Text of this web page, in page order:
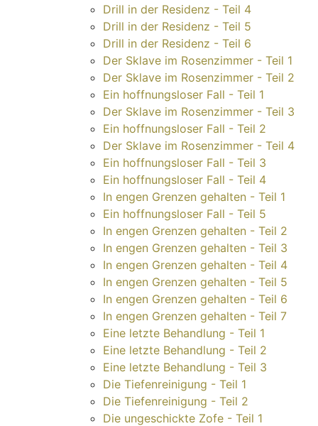
Drill in der Residenz - Teil 4
Drill in der Residenz - Teil 5
Drill in der Residenz - Teil 6
Der Sklave im Rosenzimmer - Teil 1
Der Sklave im Rosenzimmer - Teil 2
Ein hoffnungsloser Fall - Teil 1
Der Sklave im Rosenzimmer - Teil 3
Ein hoffnungsloser Fall - Teil 2
Der Sklave im Rosenzimmer - Teil 4
Ein hoffnungsloser Fall - Teil 3
Ein hoffnungsloser Fall - Teil 4
In engen Grenzen gehalten - Teil 1
Ein hoffnungsloser Fall - Teil 5
In engen Grenzen gehalten - Teil 2
In engen Grenzen gehalten - Teil 3
In engen Grenzen gehalten - Teil 4
In engen Grenzen gehalten - Teil 5
In engen Grenzen gehalten - Teil 6
In engen Grenzen gehalten - Teil 7
Eine letzte Behandlung - Teil 1
Eine letzte Behandlung - Teil 2
Eine letzte Behandlung - Teil 3
Die Tiefenreinigung - Teil 1
Die Tiefenreinigung - Teil 2
Die ungeschickte Zofe - Teil 1